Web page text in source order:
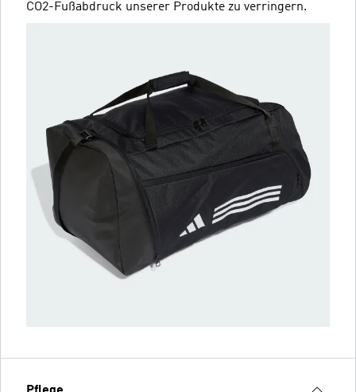
CO2-Fußabdruck unserer Produkte zu verringern.